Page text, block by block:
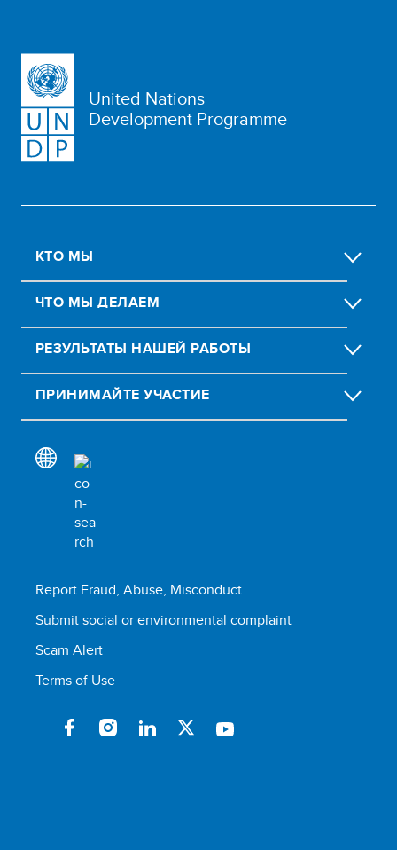
United Nations
Development Programme
КТО МЫ
ЧТО МЫ ДЕЛАЕМ
РЕЗУЛЬТАТЫ НАШЕЙ РАБОТЫ
ПРИНИМАЙТЕ УЧАСТИЕ
Report Fraud, Abuse, Misconduct
Submit social or environmental complaint
Scam Alert
Terms of Use